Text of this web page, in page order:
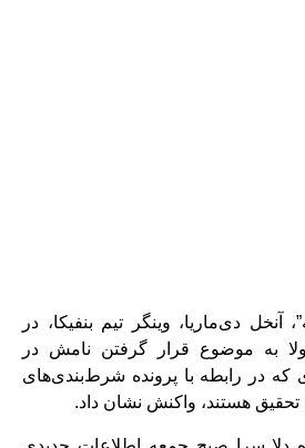
دی‌ماریا، وینگر تیم بنفیکا، در
به موضوع قرار گرفتن نامش در
جدیدی که در رابطه با پرونده شرط‌بندی‌های
تحقیق هستند، واکنش نشان داد.